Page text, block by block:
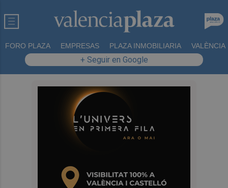
FORO PLAZA EMPRESAS PLAZA INMOBILIARIA VALÈNCIA
+ Seguir en Google